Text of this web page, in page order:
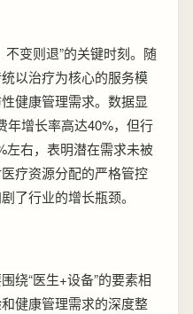
不变则退”的关键时刻。随
以治疗为核心的服务模
健康管理需求。数据显
年增长率高达40%，但行
左右，表明潜在需求未被
疗资源分配的严格管控
了行业的增长瓶颈。
绕“医生+设备”的要素相
健康管理需求的深度整